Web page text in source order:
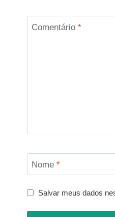
Comentário *
Nome *
Salvar meus dados